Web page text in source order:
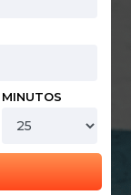
MINUTOS